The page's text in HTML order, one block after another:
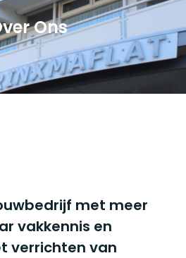
Ons
met meer
vakkennis en
verrichten van